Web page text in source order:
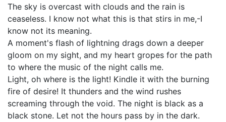
The sky is overcast with clouds and the rain is
ceaseless. I know not what this is that stirs in me,-I
know not its meaning.
A moment's flash of lightning drags down a deeper
gloom on my sight, and my heart gropes for the path
to where the music of the night calls me.
Light, oh where is the light! Kindle it with the burning
fire of desire! It thunders and the wind rushes
screaming through the void. The night is black as a
black stone. Let not the hours pass by in the dark.